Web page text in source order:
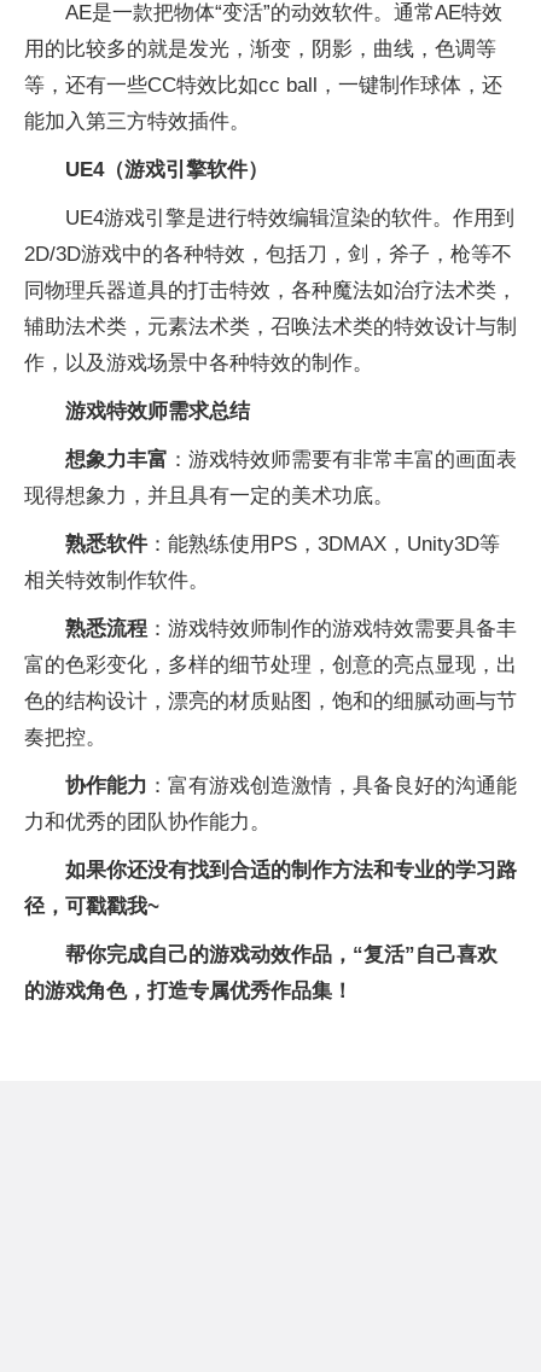
AE是一款把物体“变活”的动效软件。通常AE特效
用的比较多的就是发光，渐变，阴影，曲线，色调等
等，还有一些CC特效比如cc ball，一键制作球体，还
能加入第三方特效插件。
UE4（游戏引擎软件）
UE4游戏引擎是进行特效编辑渲染的软件。作用到
2D/3D游戏中的各种特效，包括刀，剑，斧子，枪等不
同物理兵器道具的打击特效，各种魔法如治疗法术类，
辅助法术类，元素法术类，召唤法术类的特效设计与制
作，以及游戏场景中各种特效的制作。
游戏特效师需求总结
想象力丰富 ：游戏特效师需要有非常丰富的画面表
现得想象力，并且具有一定的美术功底。
熟悉软件 ：能熟练使用PS，3DMAX，Unity3D等
相关特效制作软件。
熟悉流程 ：游戏特效师制作的游戏特效需要具备丰
富的色彩变化，多样的细节处理，创意的亮点显现，出
色的结构设计，漂亮的材质贴图，饱和的细腻动画与节
奏把控。
协作能力 ：富有游戏创造激情，具备良好的沟通能
力和优秀的团队协作能力。
如果你还没有找到合适的制作方法和专业的学习路
径，可戳戳我~
帮你完成自己的游戏动效作品，“复活”自己喜欢
的游戏角色，打造专属优秀作品集！